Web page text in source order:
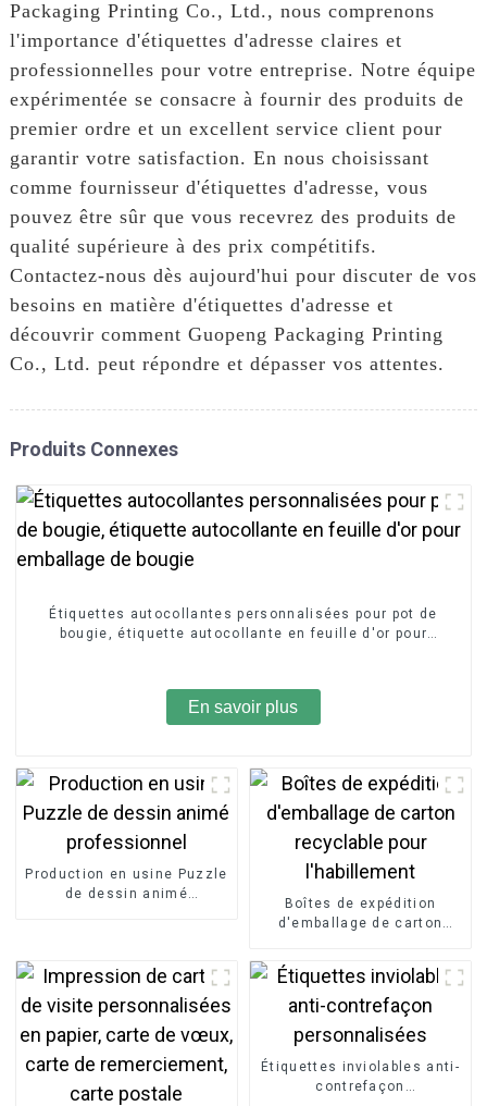
Packaging Printing Co., Ltd., nous comprenons
l'importance d'étiquettes d'adresse claires et
professionnelles pour votre entreprise. Notre équipe
expérimentée se consacre à fournir des produits de
premier ordre et un excellent service client pour
garantir votre satisfaction. En nous choisissant
comme fournisseur d'étiquettes d'adresse, vous
pouvez être sûr que vous recevrez des produits de
qualité supérieure à des prix compétitifs.
Contactez-nous dès aujourd'hui pour discuter de vos
besoins en matière d'étiquettes d'adresse et
découvrir comment Guopeng Packaging Printing
Co., Ltd. peut répondre et dépasser vos attentes.
Produits Connexes
Étiquettes autocollantes personnalisées pour pot de
bougie, étiquette autocollante en feuille d'or pour
En savoir plus
Production en usine Puzzle
de dessin animé
Boîtes de expédition
d'emballage de carton
Étiquettes inviolables anti-
contrefaçon